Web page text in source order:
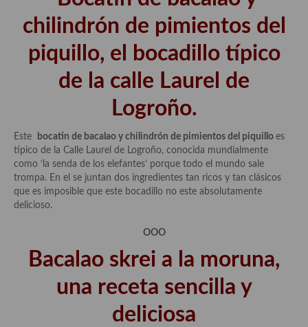
Cocina Andaluza
Cocina Aragonesa
Cocina Asturiana
Cocina Castellana
Cocina Castilla – La Mancha
Cocina Catalana
Cocina Gallega
Cocina Madrileña
chilindrón de pimientos del
piquillo, el bocadillo típico
de la calle Laurel de
Logroño.
Este bocatin de bacalao y chilindrón de pimientos del piquillo es
típico de la Calle Laurel de Logroño, conocida mundialmente
como ‘la senda de los elefantes’ porque todo el mundo sale
trompa. En el se juntan dos ingredientes tan ricos y tan clásicos
que es imposible que este bocadillo no este absolutamente
delicioso.
OOO
Bacalao skrei a la moruna,
una receta sencilla y
deliciosa